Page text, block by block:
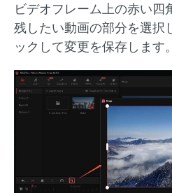
ビデオフレーム上の赤い四
残したい動画の部分を選択
ックして変更を保存します。